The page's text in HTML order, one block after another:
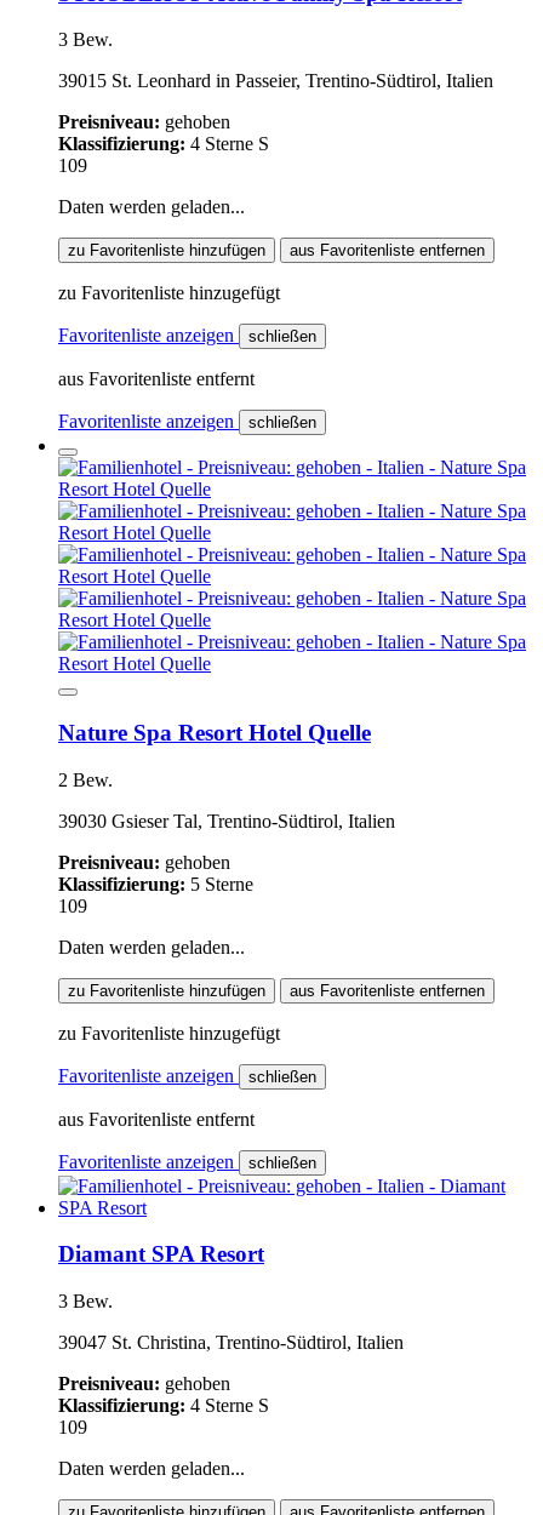
3 Bew.
39015 St. Leonhard in Passeier, Trentino-Südtirol, Italien
Preisniveau: gehoben
Klassifizierung: 4 Sterne S
109
Daten werden geladen...
zu Favoritenliste hinzufügen aus Favoritenliste entfernen
zu Favoritenliste hinzugefügt
Favoritenliste anzeigen schließen
aus Favoritenliste entfernt
Favoritenliste anzeigen schließen
Nature Spa Resort Hotel Quelle
2 Bew.
39030 Gsieser Tal, Trentino-Südtirol, Italien
Preisniveau: gehoben
Klassifizierung: 5 Sterne
109
Daten werden geladen...
zu Favoritenliste hinzufügen aus Favoritenliste entfernen
zu Favoritenliste hinzugefügt
Favoritenliste anzeigen schließen
aus Favoritenliste entfernt
Favoritenliste anzeigen schließen
Diamant SPA Resort
3 Bew.
39047 St. Christina, Trentino-Südtirol, Italien
Preisniveau: gehoben
Klassifizierung: 4 Sterne S
109
Daten werden geladen...